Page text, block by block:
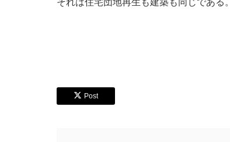
それは住宅団地再生も建築も同じである。
Post